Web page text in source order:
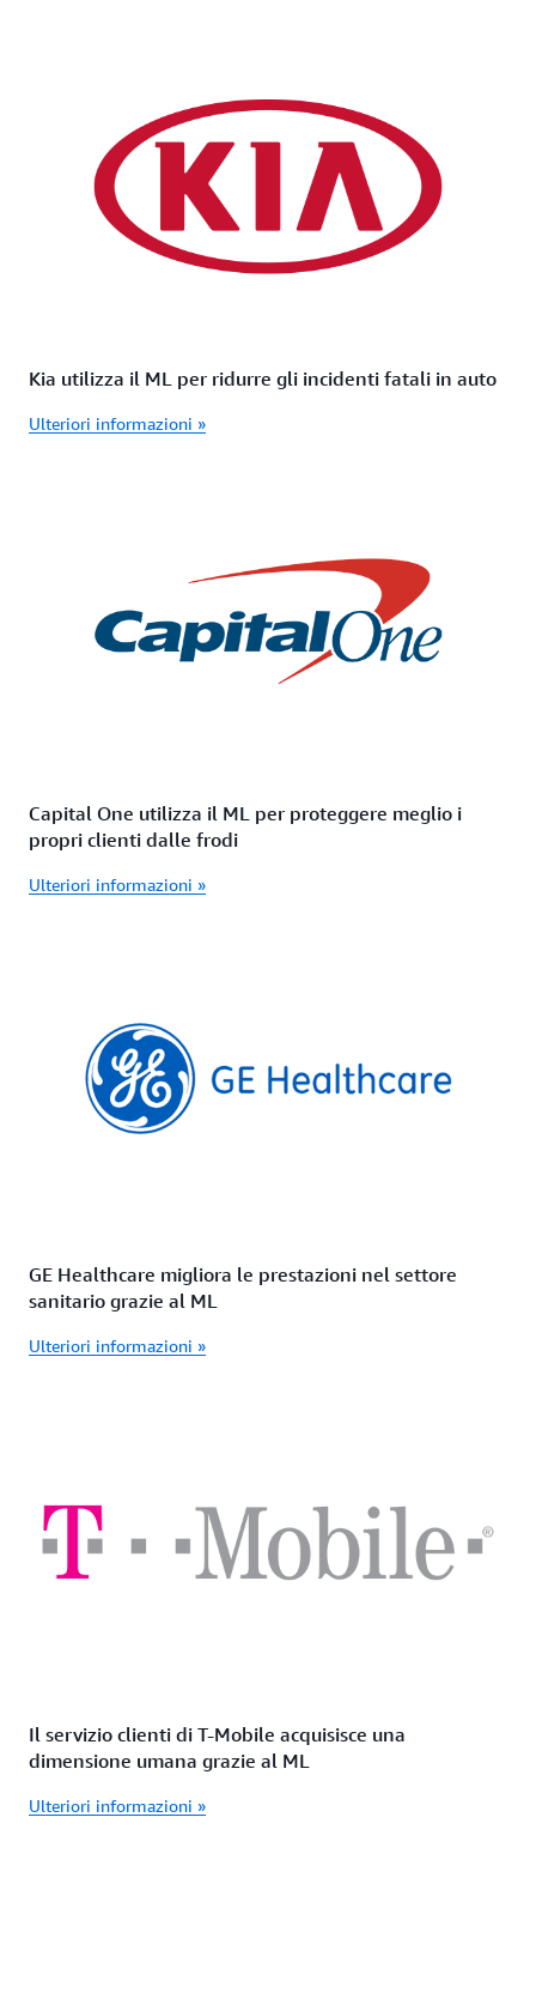
Kia utilizza il ML per ridurre gli incidenti fatali in auto
Ulteriori informazioni »
Capital One utilizza il ML per proteggere meglio i
propri clienti dalle frodi
Ulteriori informazioni »
GE Healthcare migliora le prestazioni nel settore
sanitario grazie al ML
Ulteriori informazioni »
Il servizio clienti di T-Mobile acquisisce una
dimensione umana grazie al ML
Ulteriori informazioni »